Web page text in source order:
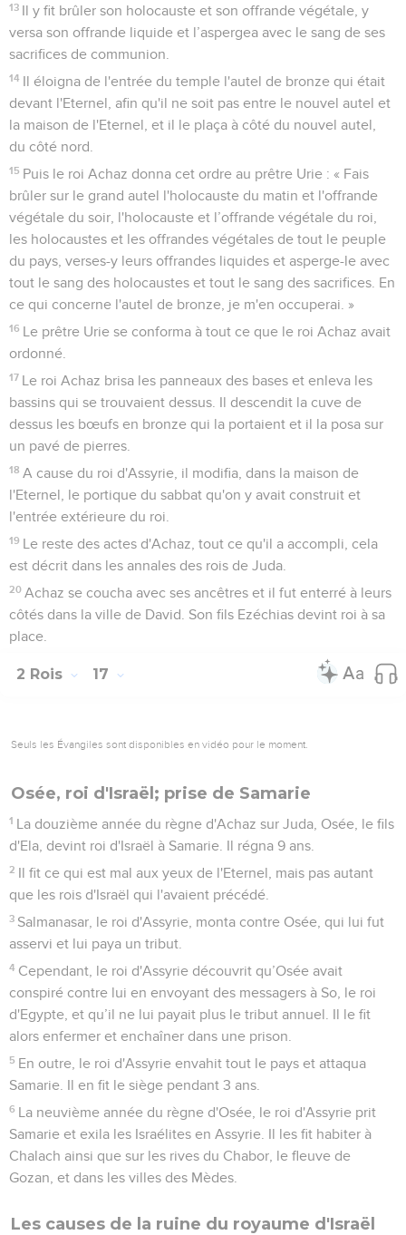
13 Il y fit brûler son holocauste et son offrande végétale, y
versa son offrande liquide et l’aspergea avec le sang de ses
sacrifices de communion.
14 Il éloigna de l'entrée du temple l'autel de bronze qui était
devant l'Eternel, afin qu'il ne soit pas entre le nouvel autel et
la maison de l'Eternel, et il le plaça à côté du nouvel autel,
du côté nord.
15 Puis le roi Achaz donna cet ordre au prêtre Urie : « Fais
brûler sur le grand autel l'holocauste du matin et l'offrande
végétale du soir, l'holocauste et l’offrande végétale du roi,
les holocaustes et les offrandes végétales de tout le peuple
du pays, verses-y leurs offrandes liquides et asperge-le avec
tout le sang des holocaustes et tout le sang des sacrifices. En
ce qui concerne l'autel de bronze, je m'en occuperai. »
16 Le prêtre Urie se conforma à tout ce que le roi Achaz avait
ordonné.
17 Le roi Achaz brisa les panneaux des bases et enleva les
bassins qui se trouvaient dessus. Il descendit la cuve de
dessus les bœufs en bronze qui la portaient et il la posa sur
un pavé de pierres.
18 A cause du roi d'Assyrie, il modifia, dans la maison de
l'Eternel, le portique du sabbat qu'on y avait construit et
l'entrée extérieure du roi.
19 Le reste des actes d'Achaz, tout ce qu'il a accompli, cela
est décrit dans les annales des rois de Juda.
20 Achaz se coucha avec ses ancêtres et il fut enterré à leurs
côtés dans la ville de David. Son fils Ezéchias devint roi à sa
place.
2 Rois 17
Seuls les Évangiles sont disponibles en vidéo pour le moment.
Osée, roi d'Israël; prise de Samarie
1 La douzième année du règne d'Achaz sur Juda, Osée, le fils
d'Ela, devint roi d'Israël à Samarie. Il régna 9 ans.
2 Il fit ce qui est mal aux yeux de l'Eternel, mais pas autant
que les rois d'Israël qui l'avaient précédé.
3 Salmanasar, le roi d'Assyrie, monta contre Osée, qui lui fut
asservi et lui paya un tribut.
4 Cependant, le roi d'Assyrie découvrit qu’Osée avait
conspiré contre lui en envoyant des messagers à So, le roi
d'Egypte, et qu’il ne lui payait plus le tribut annuel. Il le fit
alors enfermer et enchaîner dans une prison.
5 En outre, le roi d'Assyrie envahit tout le pays et attaqua
Samarie. Il en fit le siège pendant 3 ans.
6 La neuvième année du règne d'Osée, le roi d'Assyrie prit
Samarie et exila les Israélites en Assyrie. Il les fit habiter à
Chalach ainsi que sur les rives du Chabor, le fleuve de
Gozan, et dans les villes des Mèdes.
Les causes de la ruine du royaume d'Israël